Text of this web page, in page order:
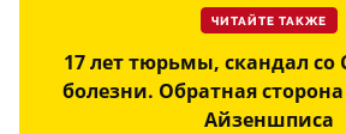
ЧИТАЙТЕ ТАКЖЕ
17 лет тюрьмы, скандал
болезни. Обратная
Айзеншписа